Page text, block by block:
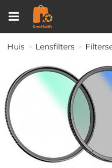
Huis Lensfilters